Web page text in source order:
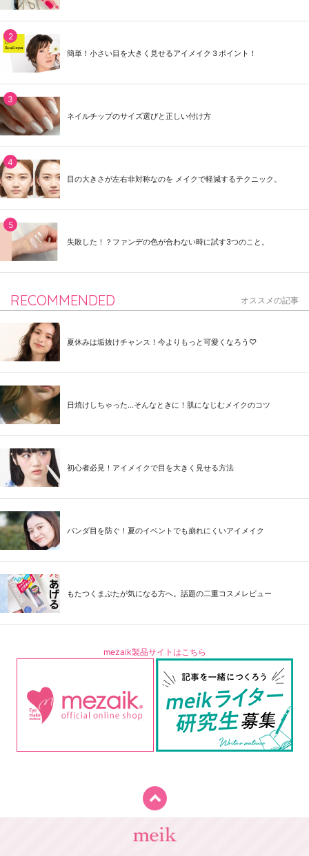
簡単！小さい目を大きく見せるアイメイク３ポイント！
ネイルチップのサイズ選びと正しい付け方
目の大きさが左右非対称なのを メイクで軽減するテクニック。
失敗した！？ファンデの色が合わない時に試す3つのこと。
RECOMMENDED オススメの記事
夏休みは垢抜けチャンス！今よりもっと可愛くなろう♡
日焼けしちゃった...そんなときに！肌になじむメイクのコツ
初心者必見！アイメイクで目を大きく見せる方法
パンダ目を防ぐ！夏のイベントでも崩れにくいアイメイク
もたつくまぶたが気になる方へ。話題の二重コスメレビュー
mezaik製品サイトはこちら